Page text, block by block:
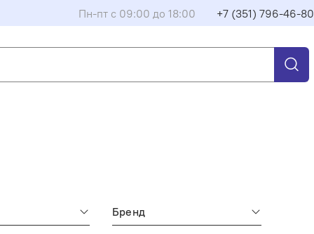
Пн-пт с 09:00 до 18:00 +7 (351) 796-46-80
Бренд